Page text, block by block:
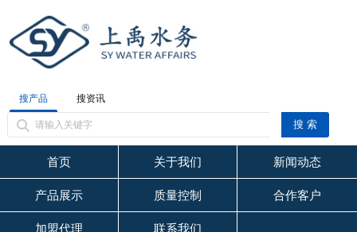
搜产品 搜资讯
首页 关于我们 新闻动态
产品展示 质量控制 合作客户
加盟代理 联系我们